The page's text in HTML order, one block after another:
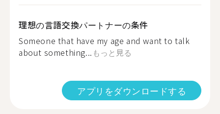
理想の言語交換パートナーの条件
Someone that have my age and want to talk
about something... もっと見る
アプリをダウンロードする